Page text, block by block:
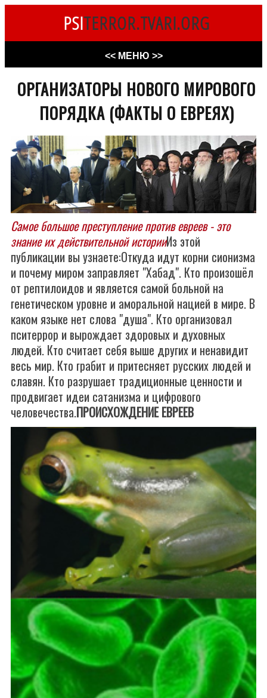
PSITERROR.TVARI.ORG
<< МЕНЮ >>
ОРГАНИЗАТОРЫ НОВОГО МИРОВОГО
ПОРЯДКА (ФАКТЫ О ЕВРЕЯХ)
Самое большое преступление против евреев - это
знание их действительной историиИз этой
публикации вы узнаете:Откуда идут корни сионизма
и почему миром заправляет "Хабад". Кто произошёл
от рептилоидов и является самой больной на
генетическом уровне и аморальной нацией в мире. В
каком языке нет слова "душа". Кто организовал
пситеррор и вырождает здоровых и духовных
людей. Кто считает себя выше других и ненавидит
весь мир. Кто грабит и притесняет русских людей и
славян. Кто разрушает традиционные ценности и
продвигает идеи сатанизма и цифрового
человечества.ПРОИСХОЖДЕНИЕ ЕВРЕЕВ